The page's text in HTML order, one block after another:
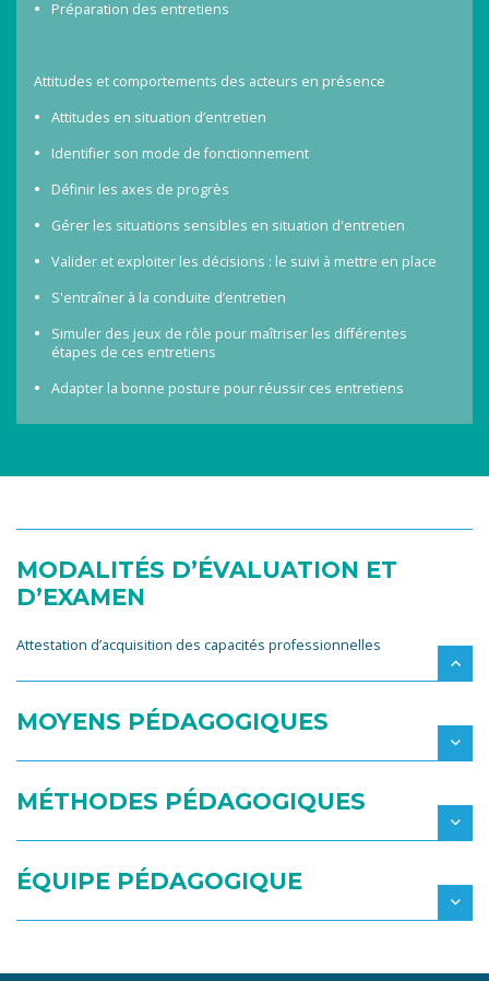
Préparation des entretiens
Attitudes et comportements des acteurs en présence
Attitudes en situation d’entretien
Identifier son mode de fonctionnement
Définir les axes de progrès
Gérer les situations sensibles en situation d'entretien
Valider et exploiter les décisions : le suivi à mettre en place
S'entraîner à la conduite d’entretien
Simuler des jeux de rôle pour maîtriser les différentes
étapes de ces entretiens
Adapter la bonne posture pour réussir ces entretiens
MODALITÉS D’ÉVALUATION ET
D’EXAMEN
Attestation d’acquisition des capacités professionnelles
MOYENS PÉDAGOGIQUES
MÉTHODES PÉDAGOGIQUES
ÉQUIPE PÉDAGOGIQUE